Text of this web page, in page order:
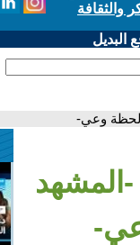
والثقافة
البديل
لحظة وعي-
المشهد